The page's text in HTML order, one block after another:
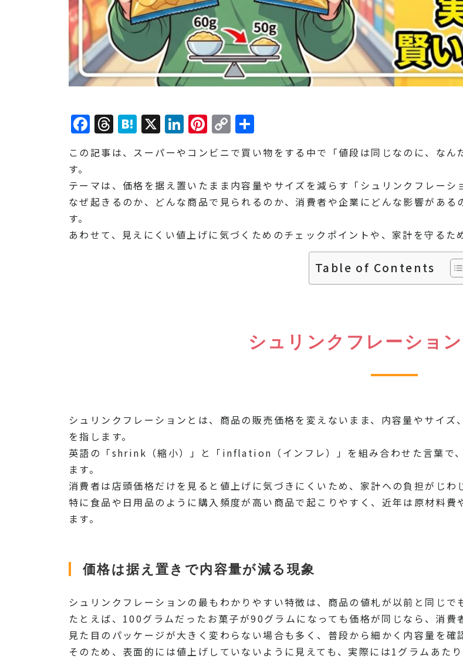
Facebook
Threads
Hatena
X LinkedIn
Pinterest
Copy
Link
有
この記事は、スーパーやコンビニで買い物をする中で「値段は同じなのに、な
す。
テーマは、価格を据え置いたまま内容量やサイズを減らす「シュリンクフレーシ
なぜ起きるのか、どんな商品で見られるのか、消費者や企業にどんな影響があ
す。
あわせて、見えにくい値上げに気づくためのチェックポイントや、家計を守るた
Table of Contents
シュリンクフレーショ
シュリンクフレーションとは、商品の販売価格を変えないまま、内容量やサイ
を指します。
英語の「shrink（縮小）」と「inflation（インフレ）」を組み合わせた言葉で
ます。
消費者は店頭価格だけを見ると値上げに気づきにくいため、家計への負担がじわ
特に食品や日用品のように購入頻度が高い商品で起こりやすく、近年は原材料
ます。
価格は据え置きで内容量が減る現象
シュリンクフレーションの最もわかりやすい特徴は、商品の値札が以前と同じで
たとえば、100グラムだったお菓子が90グラムになっても価格が同じなら、消費
見た目のパッケージが大きく変わらない場合も多く、普段から細かく内容量を確
そのため、表面的には値上げしていないように見えても、実際には1グラムあた